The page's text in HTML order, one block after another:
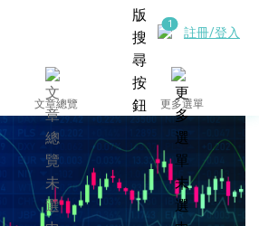
註冊/登入
文章總覽 更多選單